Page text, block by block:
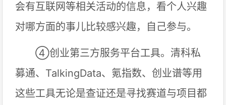
会有互联网等相关活动的信息，看个人兴趣
对哪方面的事儿比较感兴趣，自己参与。
④创业第三方服务平台工具。清科私
募通、TalkingData、氪指数、创业谱等用
这些工具无论是查证还是寻找赛道与项目都